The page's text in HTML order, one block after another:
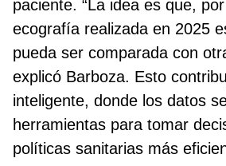
paciente. “La idea es que,
ecografía realizada en 2025
pueda ser comparada con
explicó Barboza. Esto
inteligente, donde los datos
herramientas para tomar
políticas sanitarias más